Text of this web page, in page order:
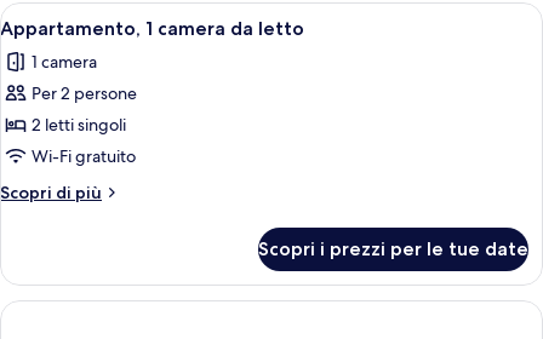
Apri
tutte
le
foto
per
Appartamento,
1
camera
letto
Un ufficio moderno con una
9
Appartamento, 1 camera da letto
1 camera
Per 2 persone
2 letti singoli
Wi-Fi gratuito
Scopri di più
Altri
1
camera
da
Scopri i prezzi per le tue date